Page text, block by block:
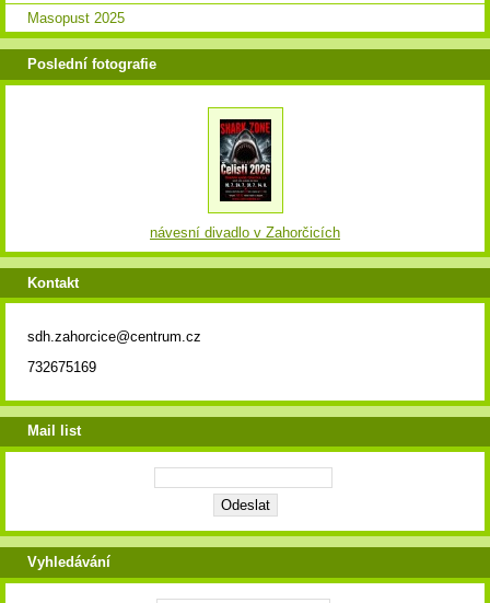
Masopust 2025
Poslední fotografie
návesní divadlo v Zahorčicích
Kontakt
sdh.zahorcice@centrum.cz
732675169
Mail list
Vyhledávání